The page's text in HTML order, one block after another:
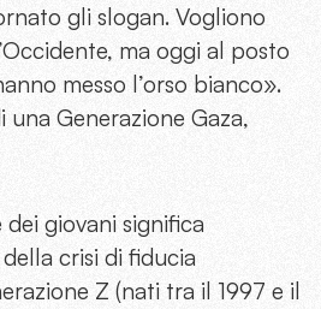
gli slogan. Vogliono
ma oggi al posto
messo l’orso bianco».
Generazione Gaza,
giovani significa
crisi di fiducia
Z (nati tra il 1997 e il